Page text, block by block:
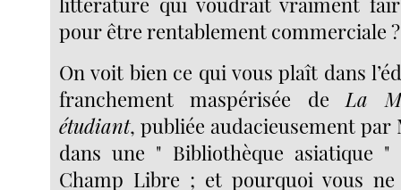
pour être rentablement commerciale ?
On voit bien ce qui vous plaît dans
franchement maspérisée de La
étudiant, publiée audacieusement par
dans une " Bibliothèque asiatique
Champ Libre ; et pourquoi vous ne